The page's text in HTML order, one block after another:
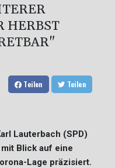
HERBST
Teilen Teilen
Lauterbach (SPD)
Blick auf eine
Lage präzisiert.